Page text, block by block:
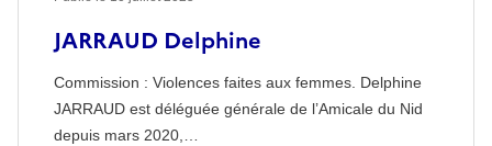
JARRAUD Delphine
Commission : Violences faites aux femmes. Delphine
JARRAUD est déléguée générale de l’Amicale du Nid
depuis mars 2020,…